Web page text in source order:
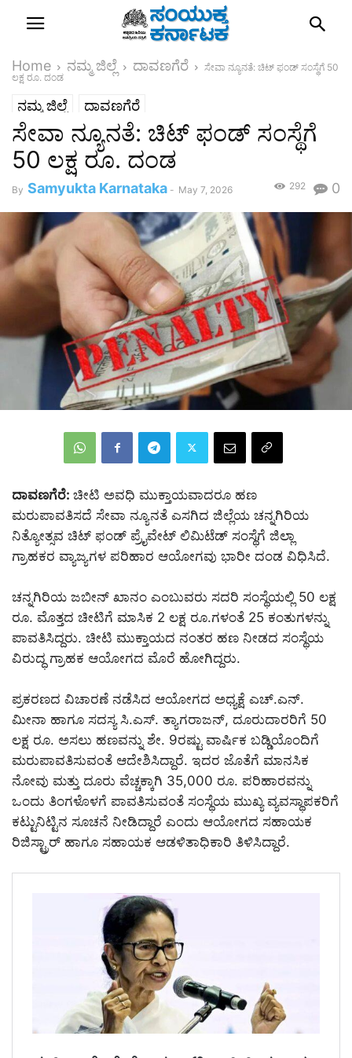
Home ನಮ್ಮ ಜಿಲ್ಲೆ ದಾವಣಗೆರೆ
ಸೇವಾ ನ್ಯೂನತೆ: ಚಿಟ್ ಫಂಡ್ ಸಂಸ್ಥೆಗೆ 50
ಲಕ್ಷ ರೂ. ದಂಡ
ನಮ್ಮ ಜಿಲ್ಲೆ ದಾವಣಗೆರೆ
ಸೇವಾ ನ್ಯೂನತೆ: ಚಿಟ್ ಫಂಡ್ ಸಂಸ್ಥೆಗೆ
50 ಲಕ್ಷ ರೂ. ದಂಡ
By Samyukta Karnataka - May 7, 2026 0
292
ದಾವಣಗೆರೆ: ಚೀಟಿ ಅವಧಿ ಮುಕ್ತಾಯವಾದರೂ ಹಣ
ಮರುಪಾವತಿಸದೆ ಸೇವಾ ನ್ಯೂನತೆ ಎಸಗಿದ ಜಿಲ್ಲೆಯ ಚನ್ನಗಿರಿಯ
ನಿತ್ಯೋತ್ಸವ ಚಿಟ್ ಫಂಡ್ ಪ್ರೈವೇಟ್ ಲಿಮಿಟೆಡ್ ಸಂಸ್ಥೆಗೆ ಜಿಲ್ಲಾ
ಗ್ರಾಹಕರ ವ್ಯಾಜ್ಯಗಳ ಪರಿಹಾರ ಆಯೋಗವು ಭಾರೀ ದಂಡ ವಿಧಿಸಿದೆ.
ಚನ್ನಗಿರಿಯ ಜಬೀನ್ ಖಾನಂ ಎಂಬುವರು ಸದರಿ ಸಂಸ್ಥೆಯಲ್ಲಿ 50 ಲಕ್ಷ
ರೂ. ಮೊತ್ತದ ಚೀಟಿಗೆ ಮಾಸಿಕ 2 ಲಕ್ಷ ರೂ.ಗಳಂತೆ 25 ಕಂತುಗಳನ್ನು
ಪಾವತಿಸಿದ್ದರು. ಚೀಟಿ ಮುಕ್ತಾಯದ ನಂತರ ಹಣ ನೀಡದ ಸಂಸ್ಥೆಯ
ವಿರುದ್ಧ ಗ್ರಾಹಕ ಆಯೋಗದ ಮೊರೆ ಹೋಗಿದ್ದರು.
ಪ್ರಕರಣದ ವಿಚಾರಣೆ ನಡೆಸಿದ ಆಯೋಗದ ಅಧ್ಯಕ್ಷೆ ಎಚ್.ಎನ್.
ಮೀನಾ ಹಾಗೂ ಸದಸ್ಯ ಸಿ.ಎಸ್. ತ್ಯಾಗರಾಜನ್, ದೂರುದಾರರಿಗೆ 50
ಲಕ್ಷ ರೂ. ಅಸಲು ಹಣವನ್ನು ಶೇ. 9ರಷ್ಟು ವಾರ್ಷಿಕ ಬಡ್ಡಿಯೊಂದಿಗೆ
ಮರುಪಾವತಿಸುವಂತೆ ಆದೇಶಿಸಿದ್ದಾರೆ. ಇದರ ಜೊತೆಗೆ ಮಾನಸಿಕ
ನೋವು ಮತ್ತು ದೂರು ವೆಚ್ಚಕ್ಕಾಗಿ 35,000 ರೂ. ಪರಿಹಾರವನ್ನು
ಒಂದು ತಿಂಗಳೊಳಗೆ ಪಾವತಿಸುವಂತೆ ಸಂಸ್ಥೆಯ ಮುಖ್ಯ ವ್ಯವಸ್ಥಾಪಕರಿಗೆ
ಕಟ್ಟುನಿಟ್ಟಿನ ಸೂಚನೆ ನೀಡಿದ್ದಾರೆ ಎಂದು ಆಯೋಗದ ಸಹಾಯಕ
ರಿಜಿಸ್ಟ್ರಾರ್ ಹಾಗೂ ಸಹಾಯಕ ಆಡಳಿತಾಧಿಕಾರಿ ತಿಳಿಸಿದ್ದಾರೆ.